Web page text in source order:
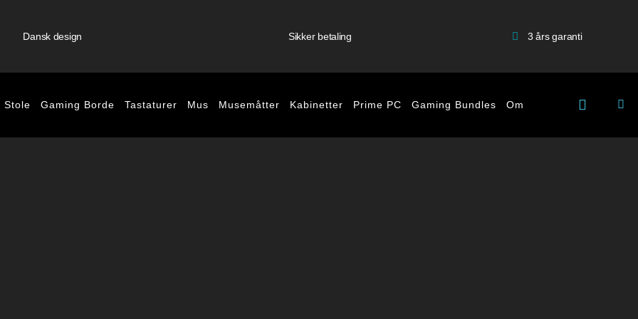
Dansk design Sikker betaling 3 års garanti
Stole Gaming Borde Tastaturer Mus Musemåtter Kabinetter Prime PC Gaming Bundles Om